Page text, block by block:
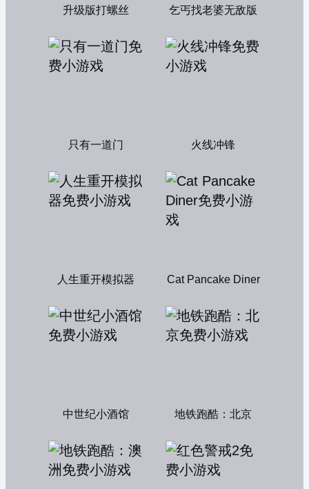
升级版打螺丝 乞丐找老婆无敌版
只有一道门 火线冲锋
人生重开模拟器 Cat Pancake Diner
中世纪小酒馆 地铁跑酷：北京